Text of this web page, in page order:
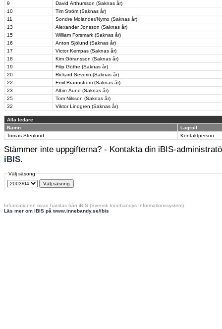
9
David Arthursson (Saknas år)
10
Tim Ström (Saknas år)
11
Sondre Molander/Nymo (Saknas år)
13
Alexander Jonsson (Saknas år)
15
William Forsmark (Saknas år)
16
Anton Sjölund (Saknas år)
17
Victor Kempas (Saknas år)
18
Kim Göransson (Saknas år)
19
Filip Göthe (Saknas år)
20
Rickard Severin (Saknas år)
22
Emil Brännström (Saknas år)
23
Albin Aune (Saknas år)
25
Tom Nilsson (Saknas år)
32
Viktor Lindgren (Saknas år)
Alla ledare
Namn
Lagroll
Tomas Stenlund
Kontaktperson
Stämmer inte uppgifterna? - Kontakta din iBIS-
iBIS.
Välj säsong
Informationen ovan hämtas från iBIS (Svensk Innebandys Informationssystem)
Läs mer om iBIS på www.innebandy.se/ibis